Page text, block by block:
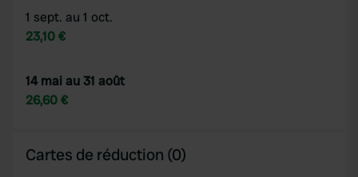
1 sept. au 1 oct.
23,10 €
14 mai au 31 août
26,60 €
Cartes de réduction (0)